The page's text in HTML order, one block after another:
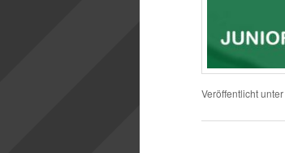
Veröffentlicht unter